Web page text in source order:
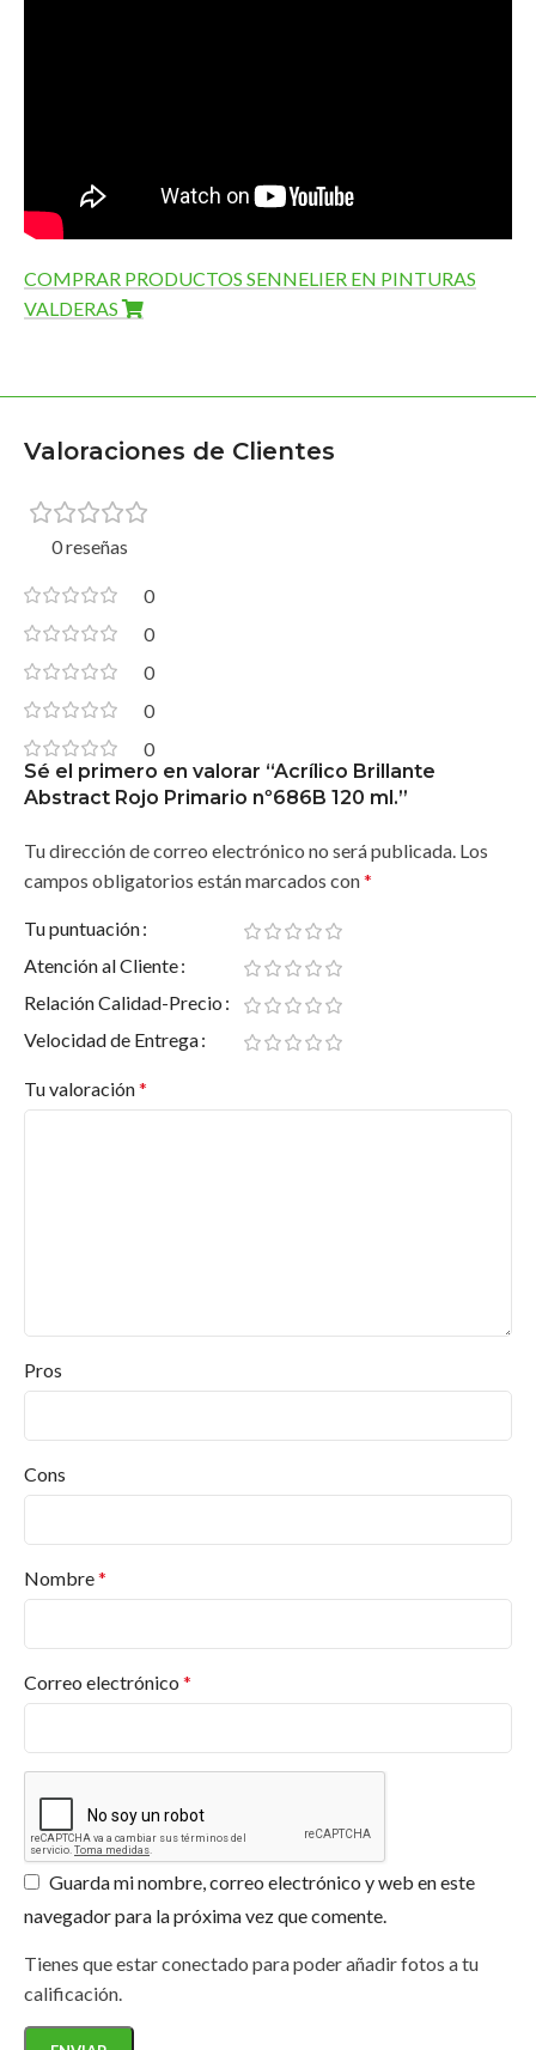
COMPRAR PRODUCTOS SENNELIER EN PINTURAS
VALDERAS
Valoraciones de Clientes
0 reseñas
0
0
0
0
0
Sé el primero en valorar “Acrílico Brillante
Abstract Rojo Primario nº686B 120 ml.”
Tu dirección de correo electrónico no será publicada. Los
campos obligatorios están marcados con*
Tu puntuación
Atención al Cliente
Relación Calidad-Precio
Velocidad de Entrega
Tu valoración*
Pros
Cons
Nombre*
Correo electrónico *
Guarda mi nombre, correo electrónico y web en este
navegador para la próxima vez que comente.
Tienes que estar conectado para poder añadir fotos a tu
calificación.